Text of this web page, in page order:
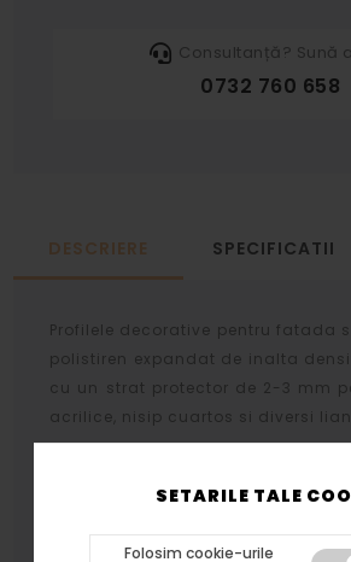
SETARILE TALE
Folosim cookie-urile
Consultanță? Sună
0732 760 658
DESCRIERE SPECIFICATII
Profilele decorative pentru fatada
polistiren expandat de inalta
cu un strat protector de 2-3 mm
acrilice, nisip cuartos si diversi
atat profilelor cat si